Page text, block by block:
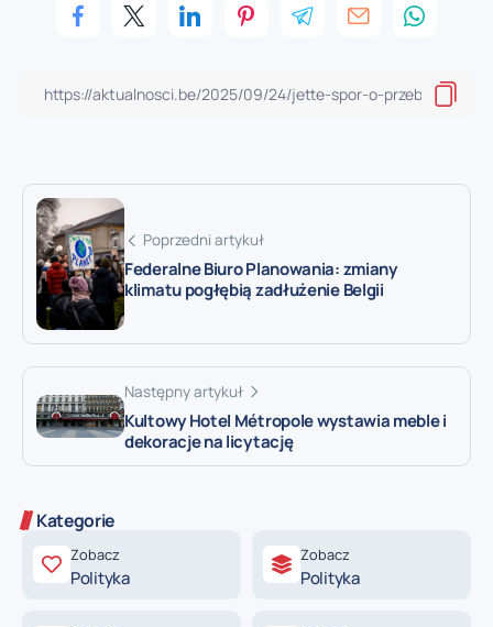
Poprzedni artykuł
Federalne Biuro Planowania: zmiany
klimatu pogłębią zadłużenie Belgii
Następny artykuł
Kultowy Hotel Métropole wystawia meble i
dekoracje na licytację
Kategorie
Zobacz
Polityka
Zobacz
Polityka